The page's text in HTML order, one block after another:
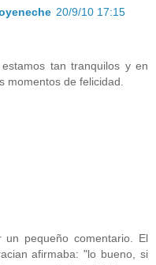
20/9/10 17:15
tan tranquilos y en
momentos de felicidad.
pequeño comentario. El
afirmaba: "lo bueno, si